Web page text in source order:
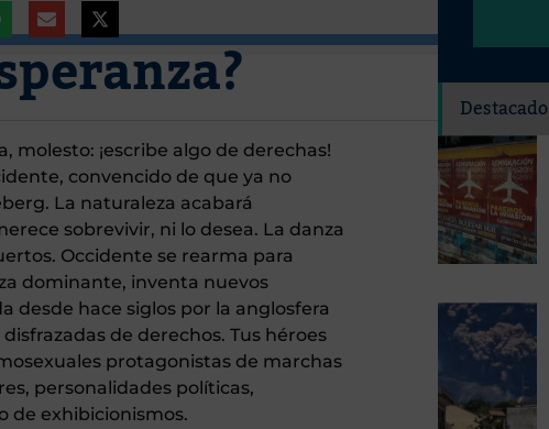
¡escribe algo de derechas!
convencido de que ya no
La naturaleza acabará
sobrevivir, ni lo desea. La danza
Occidente se rearma para
dominante, inventa nuevos
desde hace siglos por la anglosfera
de derechos. Tus héroes
protagonistas de marchas
personalidades políticas,
de exhibicionismos.
Destacado